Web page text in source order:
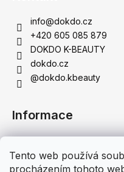
Tento web používá
procházením tohoto
info@dokdo.cz
+420 605 085 879
DOKDO K-BEAUTY
dokdo.cz
@dokdo.kbeauty
Informace
Podmínky ochrany
Doprava a platba